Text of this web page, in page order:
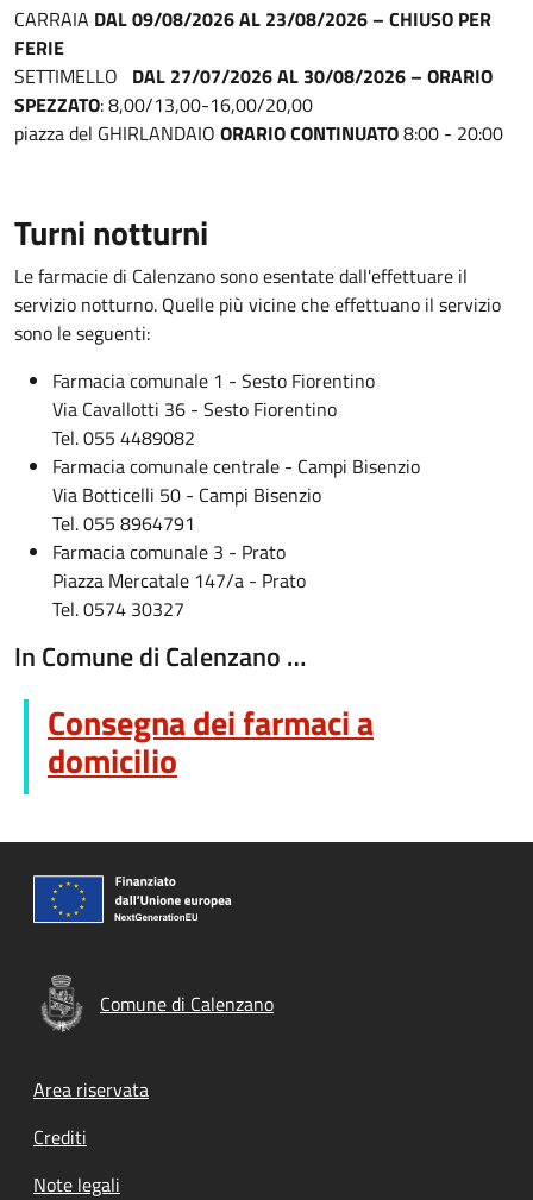
CARRAIA DAL 09/08/2026 AL 23/08/2026 – CHIUSO PER
FERIE
SETTIMELLO DAL 27/07/2026 AL 30/08/2026 – ORARIO
SPEZZATO: 8,00/13,00-16,00/20,00
piazza del GHIRLANDAIO ORARIO CONTINUATO8:00 - 20:00
Turni notturni
Le farmacie di Calenzano sono esentate dall'effettuare il
servizio notturno. Quelle più vicine che effettuano il servizio
sono le seguenti:
Farmacia comunale 1 - Sesto Fiorentino
Via Cavallotti 36 - Sesto Fiorentino
Tel. 055 4489082
Farmacia comunale centrale - Campi Bisenzio
Via Botticelli 50 - Campi Bisenzio
Tel. 055 8964791
Farmacia comunale 3 - Prato
Piazza Mercatale 147/a - Prato
Tel. 0574 30327
In Comune di Calenzano …
Consegna dei farmaci a
domicilio
Comune di Calenzano
Footer menu
Area riservata
Crediti
Note legali